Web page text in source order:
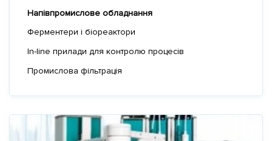
Напівпромислове обладнання
Ферментери і біореактори
In-line прилади для контролю процесів
Промислова фільтрація